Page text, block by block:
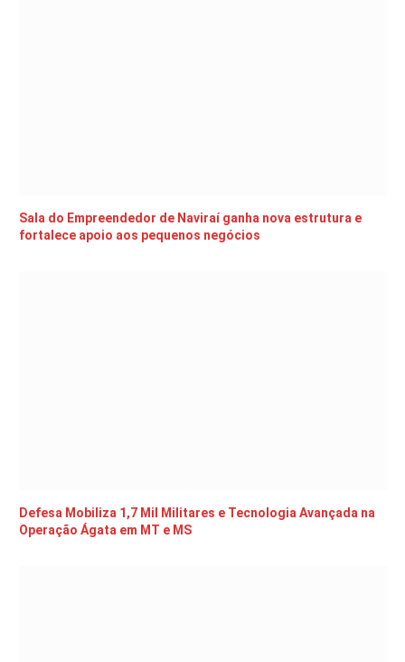
Sala do Empreendedor de Naviraí ganha nova estrutura e
fortalece apoio aos pequenos negócios
Defesa Mobiliza 1,7 Mil Militares e Tecnologia Avançada na
Operação Ágata em MT e MS